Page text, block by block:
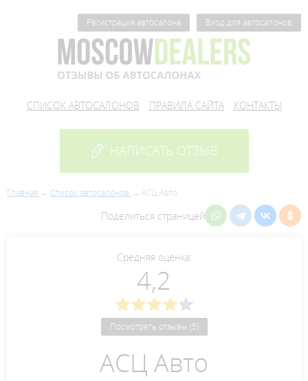
Регистрация автосалона Вход для автосалонов
СПИСОК АВТОСАЛОНОВ ПРАВИЛА САЙТА КОНТАКТЫ
НАПИСАТЬ ОТЗЫВ
Главная Список автосалонов АСЦ Авто
Поделиться страницей
Средняя оценка:
4,2
Посмотреть отзывы (5)
АСЦ Авто